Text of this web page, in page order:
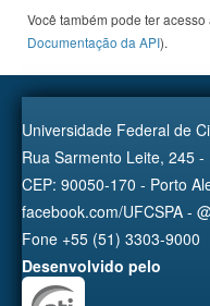
Você também pode ter
Documentação da API).
Universidade Federal de
Rua Sarmento Leite, 245
CEP: 90050-170 - Porto
facebook.com/UFCSPA -
Fone +55 (51) 3303-9000
Desenvolvido pelo